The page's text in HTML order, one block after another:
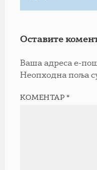
Оставите
Ваша адреса е-
Неопходна поља
КОМЕНТАР*